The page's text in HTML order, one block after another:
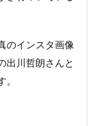
のインスタ画像
出川哲朗さんと